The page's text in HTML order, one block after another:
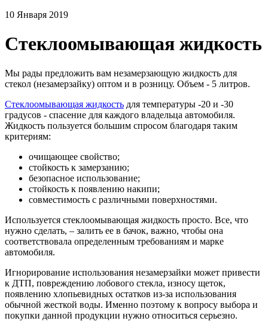
10 Января 2019
Стеклоомывающая жидкость
Мы рады предложить вам незамерзающую жидкость для
стекол (незамерзайку) оптом и в розницу. Объем - 5 литров.
Стеклоомывающая жидкость для температуры -20 и -30
градусов - спасение для каждого владельца автомобиля.
Жидкость пользуется большим спросом благодаря таким
критериям:
очищающее свойство;
стойкость к замерзанию;
безопасное использование;
стойкость к появлению накипи;
совместимость с различными поверхностями.
Используется стеклоомывающая жидкость просто. Все, что
нужно сделать, – залить ее в бачок, важно, чтобы она
соответствовала определенным требованиям и марке
автомобиля.
Игнорирование использования незамерзайки может привести
к ДТП, повреждению лобового стекла, износу щеток,
появлению хлопьевидных остатков из-за использования
обычной жесткой воды. Именно поэтому к вопросу выбора и
покупки данной продукции нужно относиться серьезно.